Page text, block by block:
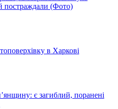
постраждали (Фото)
в Харкові
є загиблий, поранені